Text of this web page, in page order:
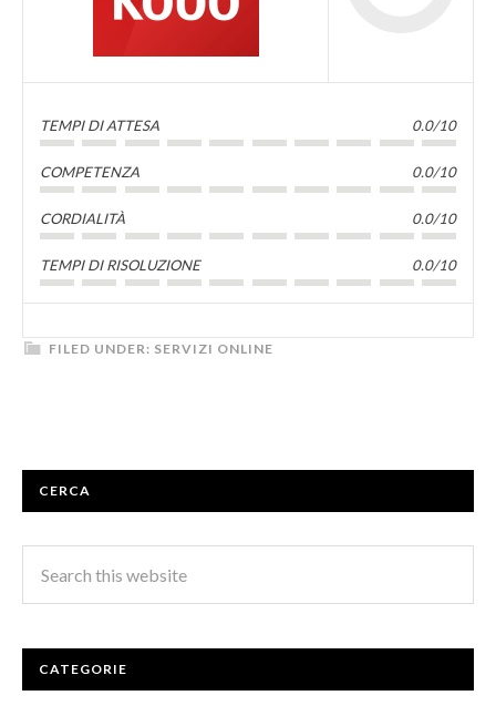
TEMPI DI ATTESA 0.0/10
COMPETENZA 0.0/10
CORDIALITÀ 0.0/10
TEMPI DI RISOLUZIONE 0.0/10
FILED UNDER: SERVIZI ONLINE
CERCA
CATEGORIE